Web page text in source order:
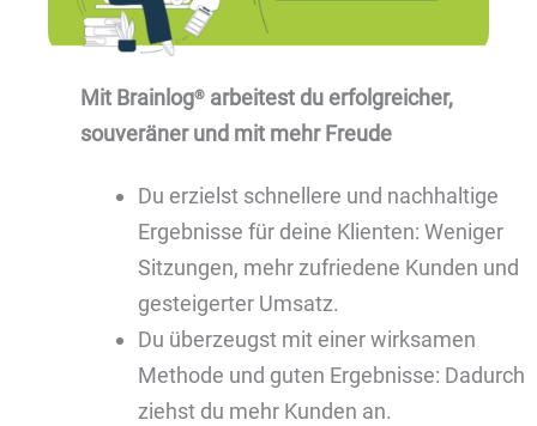
Mit Brainlog® arbeitest du erfolgreicher,
souveräner und mit mehr Freude
Du erzielst schnellere und nachhaltige
Ergebnisse für deine Klienten: Weniger
Sitzungen, mehr zufriedene Kunden und
gesteigerter Umsatz.
Du überzeugst mit einer wirksamen
Methode und guten Ergebnisse: Dadurch
ziehst du mehr Kunden an.